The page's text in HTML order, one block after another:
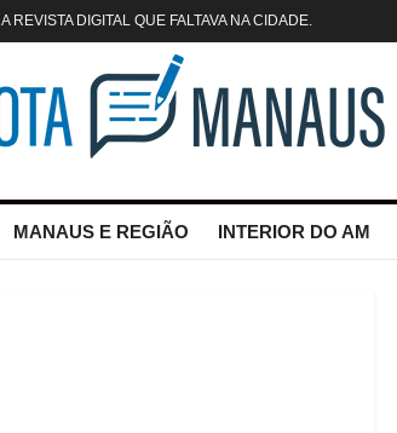
A REVISTA DIGITAL QUE FALTAVA NA CIDADE.
MANAUS E REGIÃO INTERIOR DO AM